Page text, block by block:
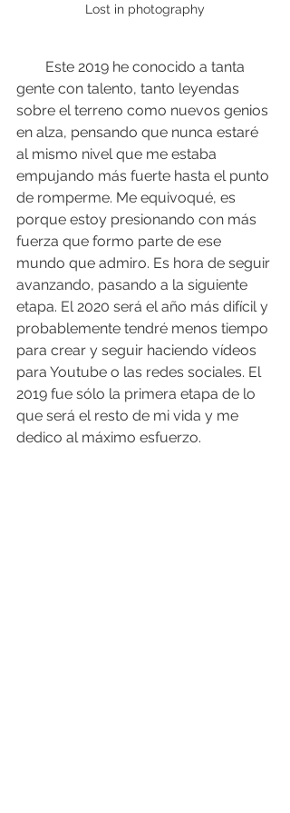
Lost in photography
gente con talento, tanto leyendas
sobre el terreno como nuevos genios
en alza, pensando que nunca estaré
al mismo nivel que me estaba
empujando más fuerte hasta el punto
de romperme. Me equivoqué, es
porque estoy presionando con más
fuerza que formo parte de ese
mundo que admiro. Es hora de seguir
avanzando, pasando a la siguiente
etapa. El 2020 será el año más difícil y
probablemente tendré menos tiempo
para crear y seguir haciendo vídeos
para Youtube o las redes sociales. El
2019 fue sólo la primera etapa de lo
que será el resto de mi vida y me
dedico al máximo esfuerzo.